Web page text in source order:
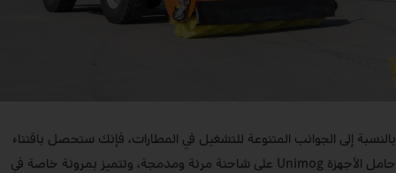
بالنسبة إلى الجوانب المتنوعة للتشغيل في المطارات، فإنك ستحصل باقتناء
حامل الأجهزة Unimog على شاحنة مرنة ومدمجة، وتتميز بمرونة خاصة في